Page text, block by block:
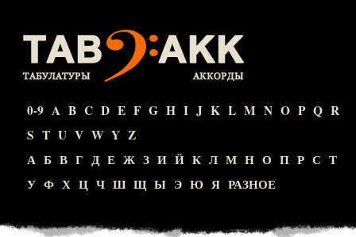
0-9 A B C D E F G H I J K L M N O P Q R
S T U V W Y Z
А Б В Г Д Е Ж З И Й К Л М Н О П Р С Т
У Ф Х Ц Ч Ш Щ Ы Э Ю Я РАЗНОЕ